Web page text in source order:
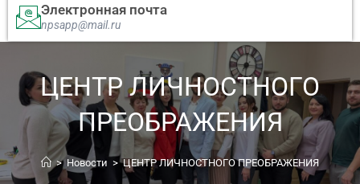
Электронная почта
npsapp@mail.ru
ЦЕНТР ЛИЧНОСТНОГО
ПРЕОБРАЖЕНИЯ
> Новости > ЦЕНТР ЛИЧНОСТНОГО ПРЕОБРАЖЕНИЯ